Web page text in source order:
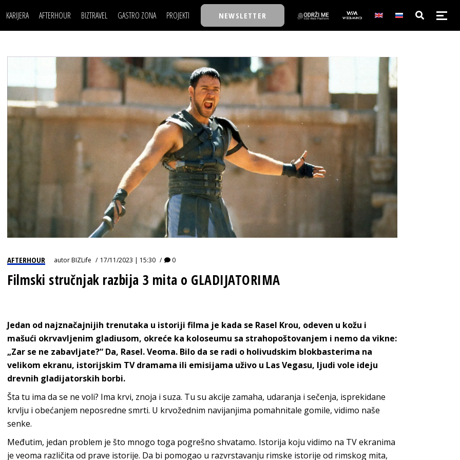
KARIJERA
MOJ UGAO
USAVRŠAVANJE
KNOW-HOW
AFTERHOUR
AUTO SVET
STIL
WELLBEING
BIZTRAVEL GASTRO ZONA PROJEKTI
TASTY TALKS
30 ISPOD 30
BACK TO OFFICE/SCHOOL
BIZBENDOVI
BIZKOLEGIJUM
BMW BIZNIS LIGA
BIZLIFE WEEK
IZJAVA GODINE
NEWSLETTER
POSAO
MOJ UGAO
USAVRŠAVANJE
KNOW-HOW
FILM I SCENA
AUTO SVET
STIL
WELLBEING
NAJKOLEGA
30 ISPOD 30
BACK TO OFFICE/SCHOOL
BIZBENDOVI
BIZKOLEGIJUM
BMW BIZNIS LIGA
BIZLIFE WEEK
IZJAVA GODINE
AFTERHOUR autorBIZLife 17/11/2023 | 15:30 0
Filmski stručnjak razbija 3 mita o GLADIJATORIMA
Jedan od najznačajnijih trenutaka u istoriji filma je kada se Rasel Krou, odeven u kožu i
mašući okrvavljenim gladiusom, okreće ka koloseumu sa strahopoštovanjem i nemo da vikne:
„Zar se ne zabavljate?“ Da, Rasel. Veoma. Bilo da se radi o holivudskim blokbasterima na
velikom ekranu, istorijskim TV dramama ili emisijama uživo u Las Vegasu, ljudi vole ideju
drevnih gladijatorskih borbi.
Šta tu ima da se ne voli? Ima krvi, znoja i suza. Tu su akcije zamaha, udaranja i sečenja, isprekidane
krvlju i obećanjem neposredne smrti. U krvožednim navijanjima pomahnitale gomile, vidimo naše
senke.
Međutim, jedan problem je što mnogo toga pogrešno shvatamo. Istorija koju vidimo na TV ekranima
je veoma različita od prave istorije. Da bi pomogao u razvrstavanju rimske istorije od rimskog mita,